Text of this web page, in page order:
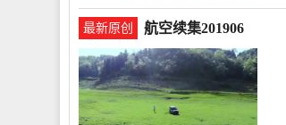
最新原创 航空续集201906